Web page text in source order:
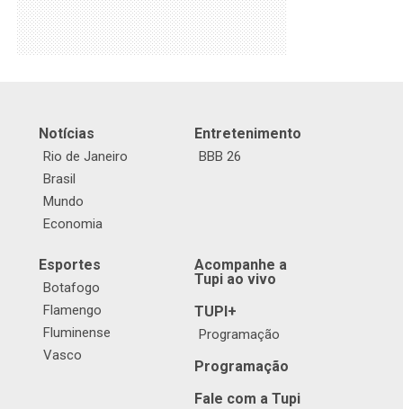
Notícias
Rio de Janeiro
Brasil
Mundo
Economia
Entretenimento
BBB 26
Esportes
Botafogo
Flamengo
Fluminense
Vasco
Acompanhe a
Tupi ao vivo
TUPI+
Programação
Programação
Fale com a Tupi